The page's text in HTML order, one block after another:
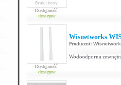
Dostępność:
dostępne
Dostępność:
dostępne
Wisnetworks
Producent:
Wodoodporna